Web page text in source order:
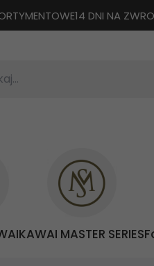
14 DNI NA
KAWAI MASTER SERIES